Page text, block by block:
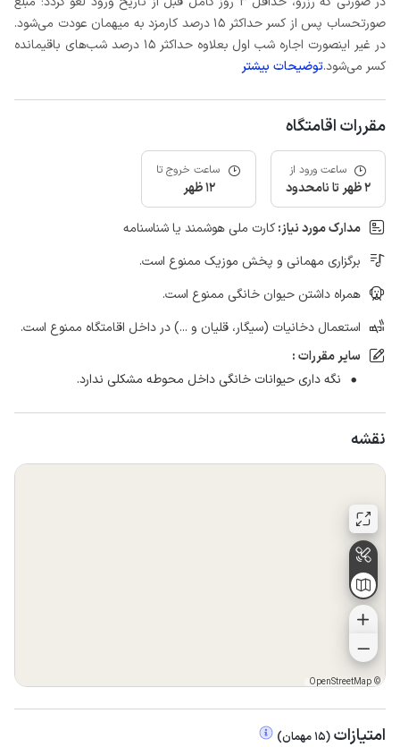
صورتحساب پس از کسر حداکثر 15 درصد کارمزد به میهمان عودت می‌شود.
در غیر اینصورت اجاره شب اول بعلاوه حداکثر 15 درصد شب‌های باقیمانده
کسر می‌شود.توضیحات بیشتر
مقررات اقامتگاه
ساعت ورود از
2 ظهر تا نامحدود
ساعت خروج تا
12 ظهر
مدارک مورد نیاز:کارت ملی هوشمند یا شناسنامه
برگزاری مهمانی و پخش موزیک ممنوع است.
همراه داشتن حیوان خانگی ممنوع است.
استعمال دخانیات (سیگار، قلیان و ...) در داخل اقامتگاه ممنوع است.
سایر مقررات :
نگه داری حیوانات خانگی داخل محوطه مشکلی ندارد.
نقشه
©
OpenStreetMap
امتیازات (
15 مهمان)